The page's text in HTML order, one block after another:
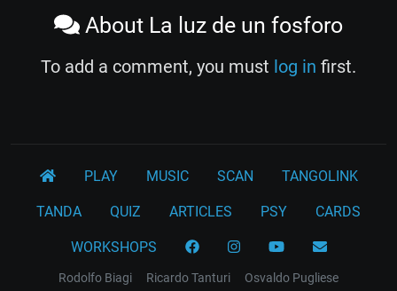
About La luz de un fosforo
To add a comment, you must log in first.
PLAY MUSIC SCAN TANGOLINK
TANDA QUIZ ARTICLES PSY CARDS
WORKSHOPS
Rodolfo Biagi Ricardo Tanturi Osvaldo Pugliese